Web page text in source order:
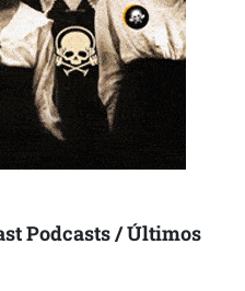
Podcasts / Últimos